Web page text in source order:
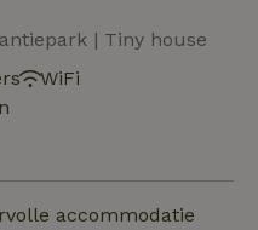
| Tiny house
WiFi
accommodatie